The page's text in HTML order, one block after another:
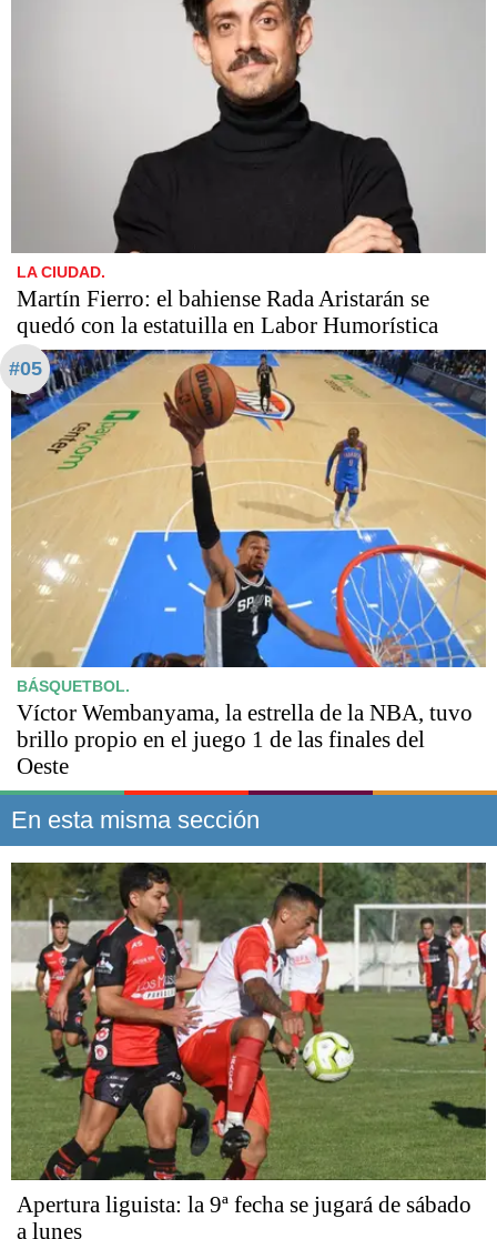
LA CIUDAD.
Martín Fierro: el bahiense Rada Aristarán se
quedó con la estatuilla en Labor Humorística
#05
BÁSQUETBOL.
Víctor Wembanyama, la estrella de la NBA, tuvo
brillo propio en el juego 1 de las finales del
Oeste
En esta misma sección
Apertura liguista: la 9ª fecha se jugará de sábado
a lunes